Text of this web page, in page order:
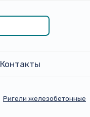
Контакты
Ригели железобетонные